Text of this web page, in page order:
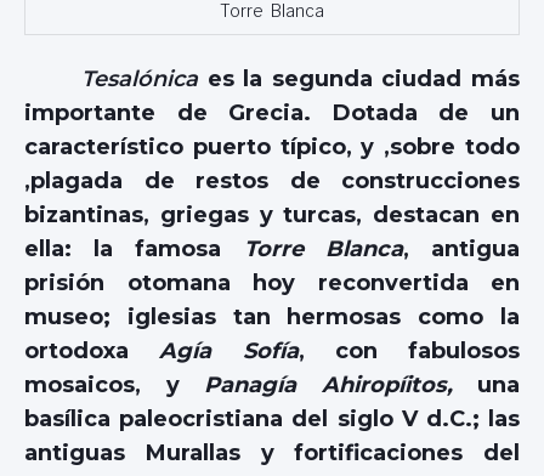
Torre Blanca
Tesalónica es la segunda ciudad más
importante de Grecia. Dotada de un
característico puerto típico, y ,sobre todo
,plagada de restos de construcciones
bizantinas, griegas y turcas, destacan en
ella: la famosa
Torre Blanca, antigua
prisión otomana hoy reconvertida en
museo; iglesias tan hermosas como la
ortodoxaAgía Sofía, con fabulosos
mosaicos, y Panagía Ahiropíitos,una
basílica paleocristiana del siglo V d.C.; las
antiguas Murallas y fortificaciones del